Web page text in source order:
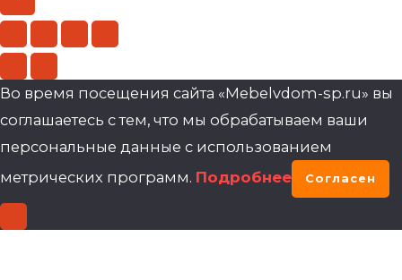
Во время посещения сайта «Mebelvdom-sp.ru» вы
соглашаетесь с тем, что мы обрабатываем ваши
персональные данные с использованием
метрических программ. Подробнее Согласен